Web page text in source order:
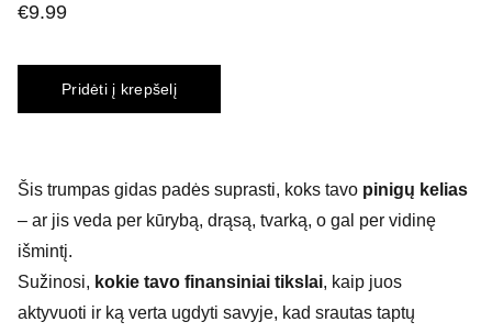
€9.99
Pridėti į krepšelį
Šis trumpas gidas padės suprasti, koks tavo pinigų kelias
– ar jis veda per kūrybą, drąsą, tvarką, o gal per vidinę
išmintį.
Sužinosi, kokie tavo finansiniai tikslai, kaip juos
aktyvuoti ir ką verta ugdyti savyje, kad srautas taptų